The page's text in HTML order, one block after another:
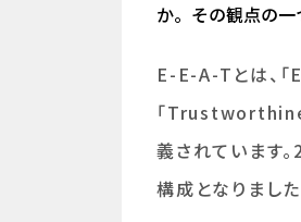
か。その観点の一
E-E-A-Tとは、「
「
義されています
構成となりました